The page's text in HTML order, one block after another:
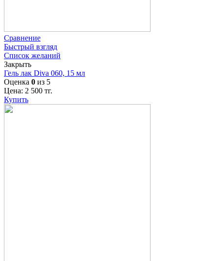
Сравнение
Быстрый взгляд
Список желаний
Закрыть
Гель лак Diva 060, 15 мл
Оценка 0 из 5
Цена: 2 500 тг.
Купить